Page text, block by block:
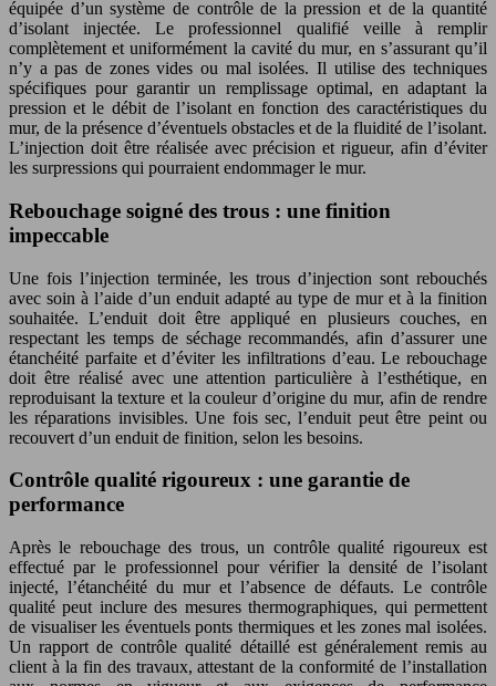
équipée d’un système de contrôle de la pression et de la quantité
d’isolant injectée. Le professionnel qualifié veille à remplir
complètement et uniformément la cavité du mur, en s’assurant qu’il
n’y a pas de zones vides ou mal isolées. Il utilise des techniques
spécifiques pour garantir un remplissage optimal, en adaptant la
pression et le débit de l’isolant en fonction des caractéristiques du
mur, de la présence d’éventuels obstacles et de la fluidité de l’isolant.
L’injection doit être réalisée avec précision et rigueur, afin d’éviter
les surpressions qui pourraient endommager le mur.
Rebouchage soigné des trous : une finition
impeccable
Une fois l’injection terminée, les trous d’injection sont rebouchés
avec soin à l’aide d’un enduit adapté au type de mur et à la finition
souhaitée. L’enduit doit être appliqué en plusieurs couches, en
respectant les temps de séchage recommandés, afin d’assurer une
étanchéité parfaite et d’éviter les infiltrations d’eau. Le rebouchage
doit être réalisé avec une attention particulière à l’esthétique, en
reproduisant la texture et la couleur d’origine du mur, afin de rendre
les réparations invisibles. Une fois sec, l’enduit peut être peint ou
recouvert d’un enduit de finition, selon les besoins.
Contrôle qualité rigoureux : une garantie de
performance
Après le rebouchage des trous, un contrôle qualité rigoureux est
effectué par le professionnel pour vérifier la densité de l’isolant
injecté, l’étanchéité du mur et l’absence de défauts. Le contrôle
qualité peut inclure des mesures thermographiques, qui permettent
de visualiser les éventuels ponts thermiques et les zones mal isolées.
Un rapport de contrôle qualité détaillé est généralement remis au
client à la fin des travaux, attestant de la conformité de l’installation